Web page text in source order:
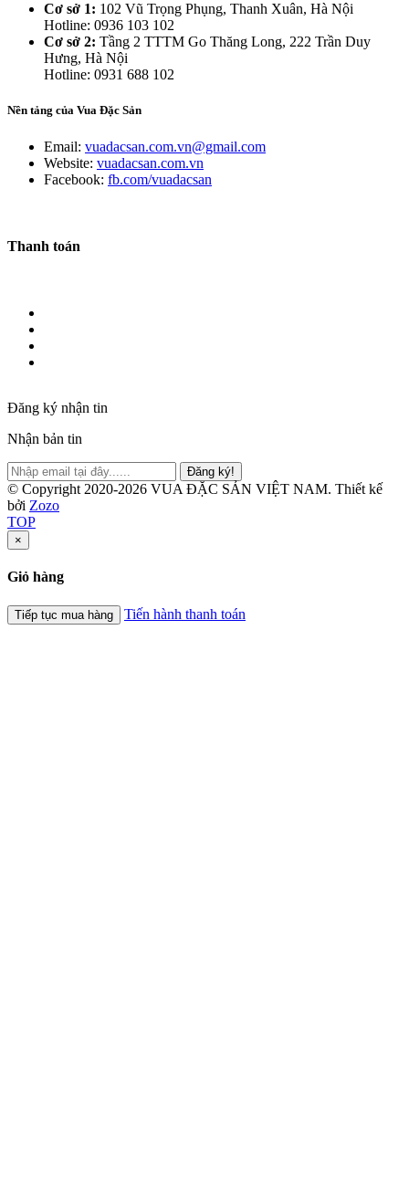
Cơ sở 1: 102 Vũ Trọng Phụng, Thanh Xuân, Hà Nội
Hotline: 0936 103 102
Cơ sở 2: Tầng 2 TTTM Go Thăng Long, 222 Trần Duy
Hưng, Hà Nội
Hotline: 0931 688 102
Nền tảng của Vua Đặc Sản
Email: vuadacsan.com.vn@gmail.com
Website: vuadacsan.com.vn
Facebook: fb.com/vuadacsan
Thanh toán
Đăng ký nhận tin
Nhận bản tin
Đăng ký!
© Copyright 2020-2026 VUA ĐẶC SẢN VIỆT NAM. Thiết kế
bởi Zozo
TOP
×
Giỏ hàng
Tiếp tục mua hàng Tiến hành thanh toán